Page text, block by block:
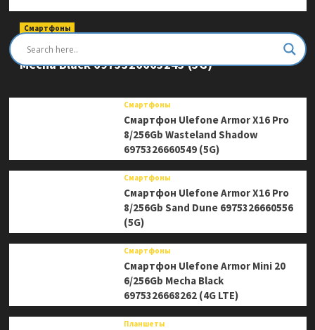
Смартфоны
Смартфон Ulefone Armor Mini 20 Pro 8/256Gb
Mecha Black 6975326663243 (5G)
Смартфоны
Смартфон Ulefone Armor X16 Pro
8/256Gb Wasteland Shadow
6975326660549 (5G)
Смартфоны
Смартфон Ulefone Armor X16 Pro
8/256Gb Sand Dune 6975326660556
(5G)
Смартфоны
Смартфон Ulefone Armor Mini 20
6/256Gb Mecha Black
6975326668262 (4G LTE)
Планшеты